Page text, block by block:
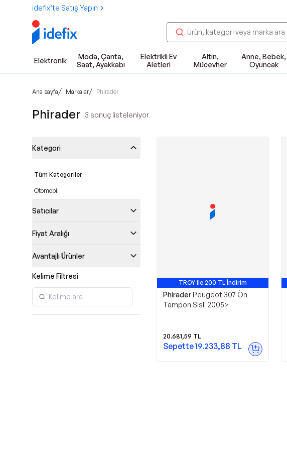
idefix’te Satış Yapın
Elektronik
Moda, Çanta,
Saat, Ayakkabı
Elektrikli Ev
Aletleri
Altın,
Mücevher
Anne, Bebek,
Oyuncak
Ana sayfa/ Markalar/ Phirader
Phirader 3 sonuç listeleniyor
Kategori
Tüm Kategoriler
Otomobil
Satıcılar
Fiyat Aralığı
Avantajlı Ürünler
Kelime Filtresi
TROY ile 200 TL İndirim
Phirader Peugeot 307 Ön
Tampon Sisli 2005>
20.681,59 TL
Sepette19.233,88 TL